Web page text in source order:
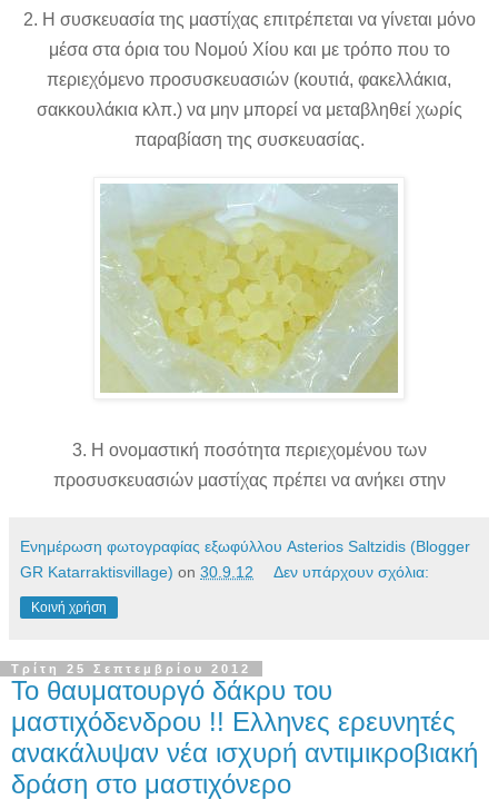
2. Η συσκευασία της μαστίχας επιτρέπεται να γίνεται μόνο
μέσα στα όρια του Νομού Χίου και με τρόπο που το
περιεχόμενο προσυσκευασιών (κουτιά, φακελλάκια,
σακκουλάκια κλπ.) να μην μπορεί να μεταβληθεί χωρίς
παραβίαση της συσκευασίας.
3. Η ονομαστική ποσότητα περιεχομένου των
προσυσκευασιών μαστίχας πρέπει να ανήκει στην
Ενημέρωση φωτογραφίας εξωφύλλου Asterios Saltzidis (Blogger
GR Katarraktisvillage) on 30.9.12 Δεν υπάρχουν σχόλια:
Κοινή χρήση
Τρίτη 25 Σεπτεμβρίου 2012
Το θαυματουργό δάκρυ του
μαστιχόδενδρου !! Ελληνες ερευνητές
ανακάλυψαν νέα ισχυρή αντιμικροβιακή
δράση στο μαστιχόνερο